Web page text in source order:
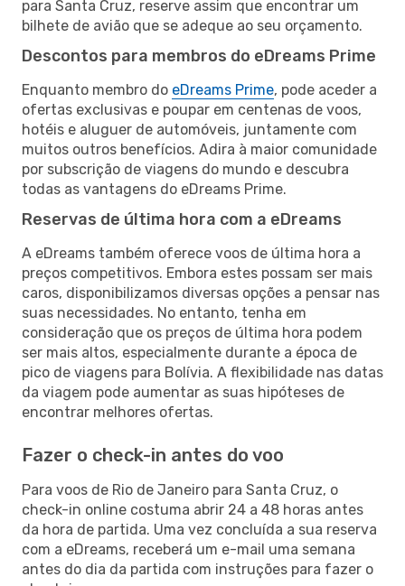
para Santa Cruz, reserve assim que encontrar um
bilhete de avião que se adeque ao seu orçamento.
Descontos para membros do eDreams Prime
Enquanto membro do eDreams Prime, pode aceder a
ofertas exclusivas e poupar em centenas de voos,
hotéis e aluguer de automóveis, juntamente com
muitos outros benefícios. Adira à maior comunidade
por subscrição de viagens do mundo e descubra
todas as vantagens do eDreams Prime.
Reservas de última hora com a eDreams
A eDreams também oferece voos de última hora a
preços competitivos. Embora estes possam ser mais
caros, disponibilizamos diversas opções a pensar nas
suas necessidades. No entanto, tenha em
consideração que os preços de última hora podem
ser mais altos, especialmente durante a época de
pico de viagens para Bolívia. A flexibilidade nas datas
da viagem pode aumentar as suas hipóteses de
encontrar melhores ofertas.
Fazer o check-in antes do voo
Para voos de Rio de Janeiro para Santa Cruz, o
check-in online costuma abrir 24 a 48 horas antes
da hora de partida. Uma vez concluída a sua reserva
com a eDreams, receberá um e-mail uma semana
antes do dia da partida com instruções para fazer o